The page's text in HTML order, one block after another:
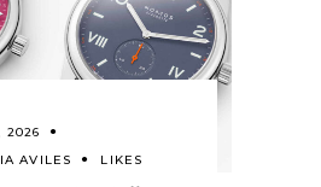
2026
AVILES LIKES